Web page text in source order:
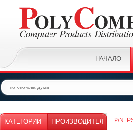
НАЧАЛО
КАТЕГОРИИ ПРОИЗВОДИТЕЛ
P/N: